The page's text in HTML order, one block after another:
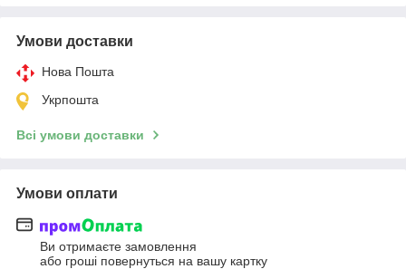
Умови доставки
Нова Пошта
Укрпошта
Всі умови доставки
Умови оплати
Ви отримаєте замовлення
або гроші повернуться на вашу картку